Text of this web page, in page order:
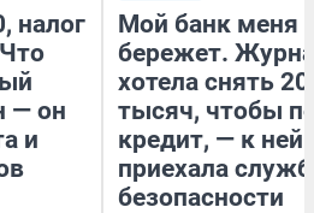
налог
— он
и
Мой банк меня
бережет.
хотела снять
тысяч, чтобы
кредит, — к
приехала
безопасности